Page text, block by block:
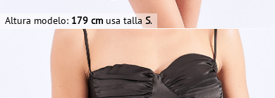
Altura modelo: 179 cm usa talla S.